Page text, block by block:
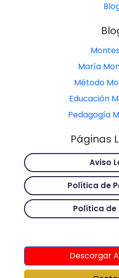
María
Método
Educación
Pedagogía
Páginas
Aviso
Política de
Política de
Descargar